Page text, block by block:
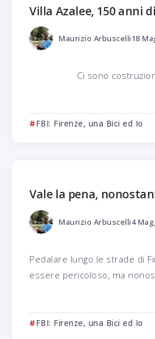
Villa Azalee, 150 anni
Maurizio Arbuscelli18
Ci sono
FBI: Firenze, una Bici ed Io
Vale la pena,
Maurizio Arbuscelli4
Pedalare lungo le strade di
essere pericoloso, ma
FBI: Firenze, una Bici ed Io